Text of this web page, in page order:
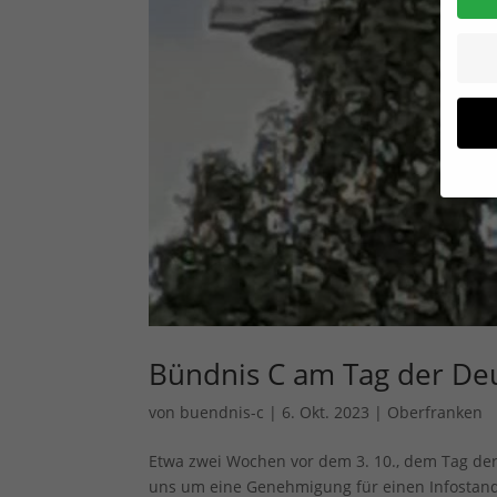
Bündnis C am Tag der
von buendnis-c | 6. Okt. 2023 | Oberfranken
Etwa zwei Wochen vor dem 3. 10., dem Tag
uns um eine Genehmigung für einen
Wir
Ihre